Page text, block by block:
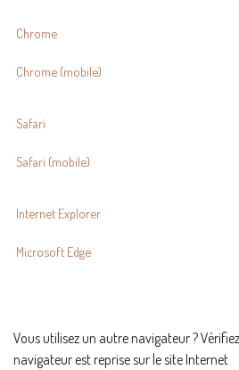
Chrome
Chrome (mobile)
Safari
Safari (mobile)
Internet Explorer
Microsoft Edge
Vous utilisez un autre navigateur ?
navigateur est reprise sur le site Internet